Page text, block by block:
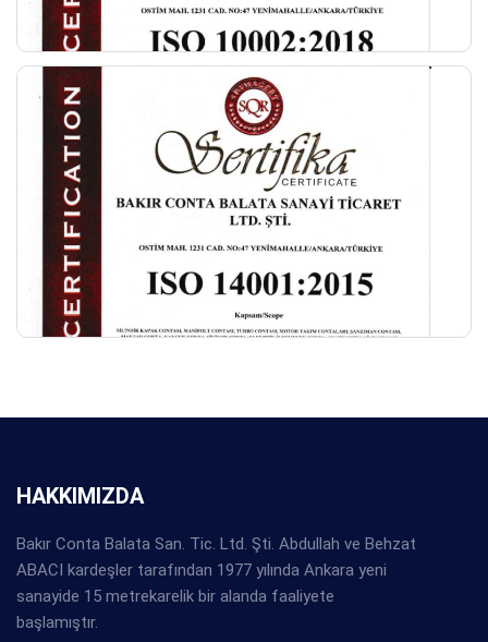
HAKKIMIZDA
Bakır Conta Balata San. Tic. Ltd. Şti. Abdullah ve Behzat
ABACI kardeşler tarafından 1977 yılında Ankara yeni
sanayide 15 metrekarelik bir alanda faaliyete
başlamıştır.